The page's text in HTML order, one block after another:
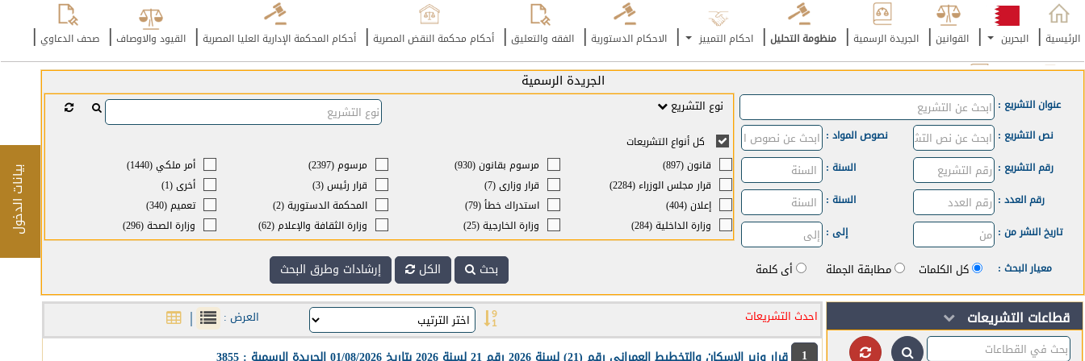
الرئيسية | البحرين | القوانين | الجريدة الرسمية | منظومة التحليل | احكام التمييز | الاحكام الدستورية | الفقه والتعليق | أحكام محكمة النقض المصرية | أحكام المحكمة الإدارية العليا المصرية | القيود والاوصاف | صحف الدعاوي |
صيغ العقود| المدد والمواعيد|
بيانات الدخول
الجريدة الرسمية
عنوان التشريع :
نص التشريع :
نصوص المواد :
رقم التشريع :
السنة :
رقم العدد :
السنة :
تاريخ النشر من :
إلى :
نوع التشريع
كل أنواع التشريعات
قانون (897)
مرسوم بقانون (930) مرسوم (2397)
أمر ملكي (1440)
قرار مجلس الوزراء (2284)
قرار وزارى (7) قرار رئيس (3)
أخرى (1)
إعلان (404)
استدراك خطأ (79) المحكمة الدستورية (2)
تعميم (340)
وزارة الداخلية (284)
وزارة الخارجية (25) وزارة الثقافة والإعلام (62)
وزارة الصحة (296)
وزارة العدل والشئون الإسلامية
وزارة الإسكان والتخطيط العمراني
وزارة الأشغال وشئون البلديات
والتخطيط العمراني (1371)
وزارة الصناعة والتجارة والسياحة
وزارة العمل والتنمية الاجتماعية
(594)
وزارة العمل والشئون الإجتماعية
(709)
وزارة شئون النفط والغاز (11)
وزارة شئون البلديات والتخطيط
وزارة شئون الشباب (39)
وزارة العمل (388)
وزارة العدل والشئون الإسلامية
(100)
وزارة العدل (90)
معيار البحث : كل الكلمات مطابقة الجملة أى كلمة بحث الكل إرشادات وطرق البحث
قطاعات التشريعات احدث التشريعات العرض : |
1